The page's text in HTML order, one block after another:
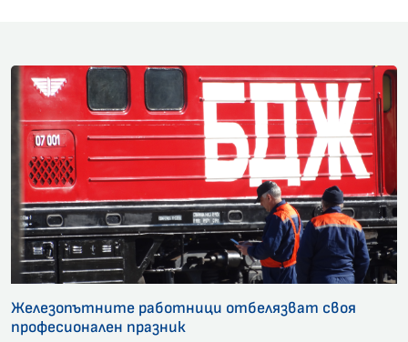
Железопътните работници отбелязват своя
професионален празник